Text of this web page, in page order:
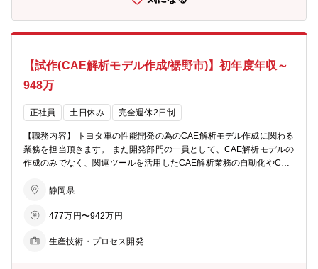
【試作(CAE解析モデル作成/裾野市)】初年度年収～
948万
正社員 土日休み 完全週休2日制
【職務内容】 トヨタ車の性能開発の為のCAE解析モデル作成に関わる
業務を担当頂きます。 また開発部門の一員として、CAE解析モデルの
作成のみでなく、関連ツールを活用したCAE解析業務の自動化やCAE
わります。 【この仕事の魅力】 CAE解析を「回す仕事」から「進化
度が変わる、その達成感が大きな魅力です。 解析×プログラミング×AI
エンジニアを目指して一緒に頑張ってくれる方を求めております。
静岡県
477万円〜942万円
生産技術・プロセス開発